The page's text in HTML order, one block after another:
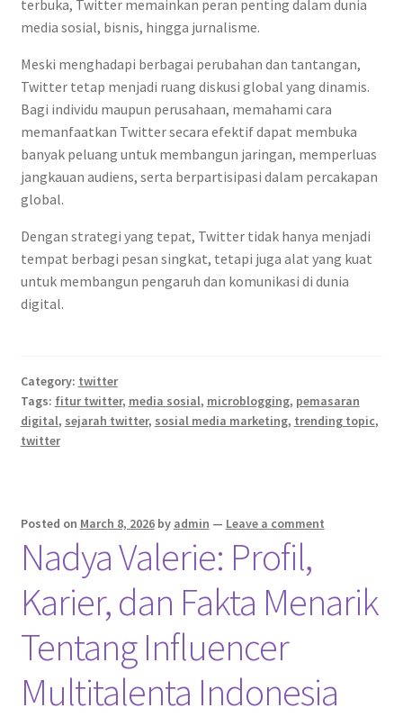
terbuka, Twitter memainkan peran penting dalam dunia
media sosial, bisnis, hingga jurnalisme.
Meski menghadapi berbagai perubahan dan tantangan,
Twitter tetap menjadi ruang diskusi global yang dinamis.
Bagi individu maupun perusahaan, memahami cara
memanfaatkan Twitter secara efektif dapat membuka
banyak peluang untuk membangun jaringan, memperluas
jangkauan audiens, serta berpartisipasi dalam percakapan
global.
Dengan strategi yang tepat, Twitter tidak hanya menjadi
tempat berbagi pesan singkat, tetapi juga alat yang kuat
untuk membangun pengaruh dan komunikasi di dunia
digital.
Category: twitter
Tags: fitur twitter, media sosial, microblogging, pemasaran
digital, sejarah twitter, sosial media marketing, trending topic,
twitter
Posted on March 8, 2026 by admin — Leave a comment
Nadya Valerie: Profil,
Karier, dan Fakta Menarik
Tentang Influencer
Multitalenta Indonesia